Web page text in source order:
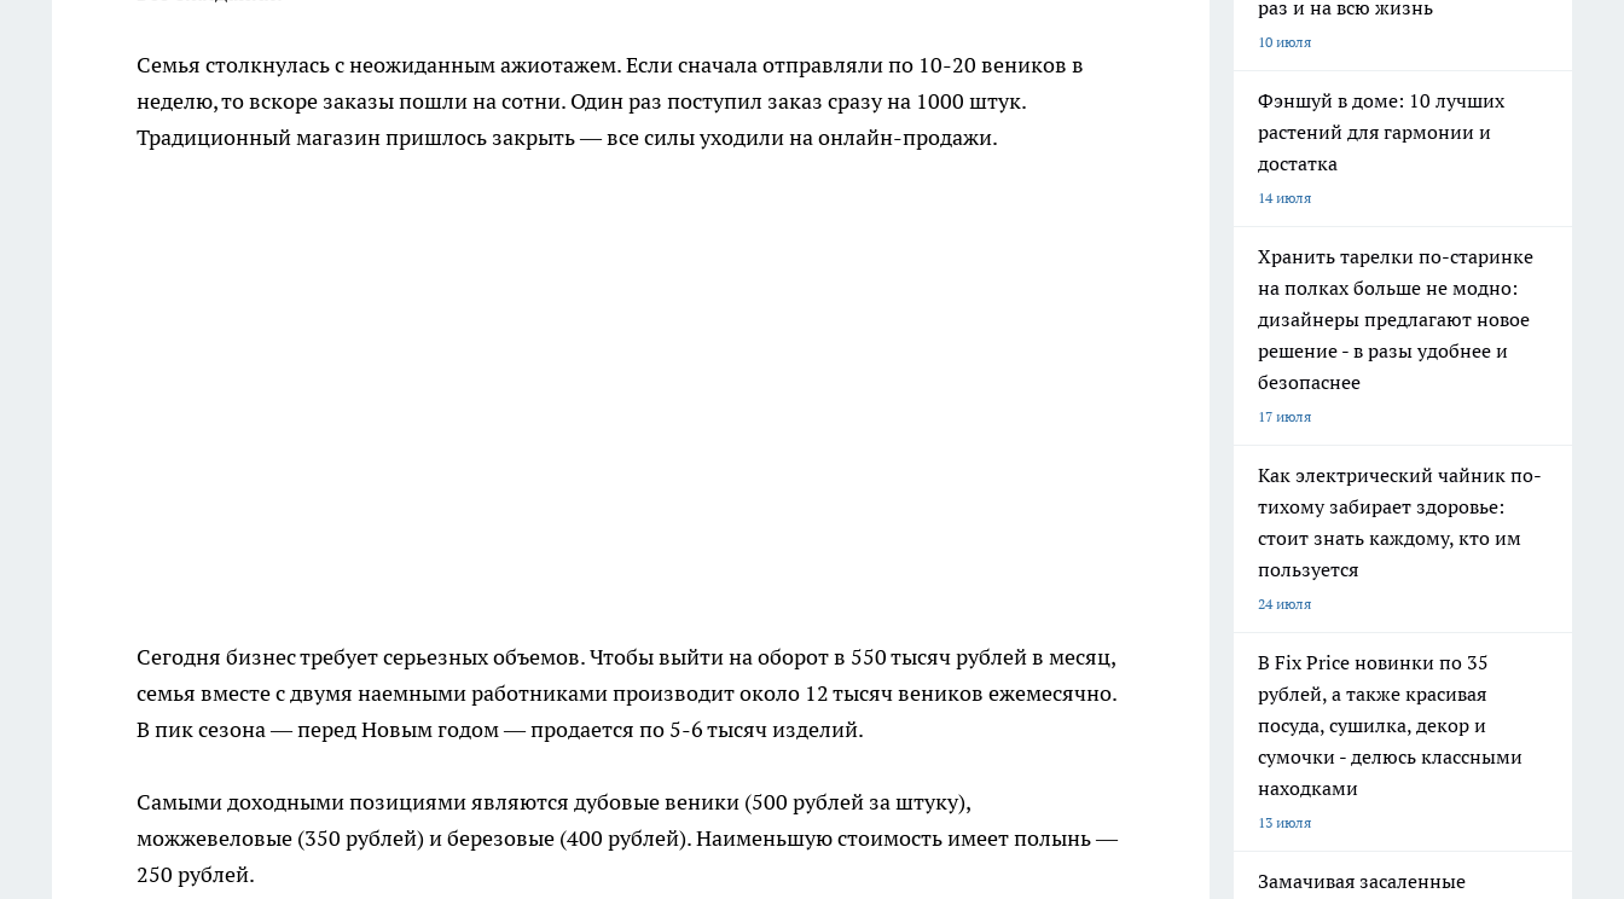
Семья столкнулась с неожиданным ажиотажем. Если сначала отправляли по 10-20 веников в
неделю, то вскоре заказы пошли на сотни. Один раз поступил заказ сразу на 1000 штук.
Традиционный магазин пришлось закрыть — все силы уходили на онлайн-продажи.
Сегодня бизнес требует серьезных объемов. Чтобы выйти на оборот в 550 тысяч рублей в месяц,
семья вместе с двумя наемными работниками производит около 12 тысяч веников ежемесячно.
В пик сезона — перед Новым годом — продается по 5-6 тысяч изделий.
Самыми доходными позициями являются дубовые веники (500 рублей за штуку),
можжевеловые (350 рублей) и березовые (400 рублей). Наименьшую стоимость имеет полынь —
250 рублей.
раз и на всю жизнь
10 июля
Фэншуй в доме: 10 лучших
растений для гармонии и
достатка
14 июля
Хранить тарелки по-старинке
на полках больше не модно:
дизайнеры предлагают новое
решение - в разы удобнее и
безопаснее
17 июля
Как электрический чайник по-
тихому забирает здоровье:
стоит знать каждому, кто им
пользуется
24 июля
В Fix Price новинки по 35
рублей, а также красивая
посуда, сушилка, декор и
сумочки - делюсь классными
находками
13 июля
Замачивая засаленные